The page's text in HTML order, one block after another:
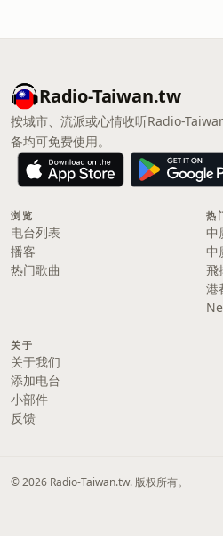
Radio-Taiwan.tw
按城市、流派或心情收听Radio-
备均可免费使用。
浏览
电台列表
播客
热门歌曲
热
中
中
飛
港
关于
关于我们
添加电台
小部件
反馈
© 2026 Radio-Taiwan.tw. 版权所有。